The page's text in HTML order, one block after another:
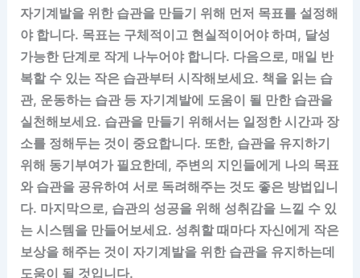
자기계발을 위한 습관을 만들기 위해 먼저 목표를 설정해
야 합니다. 목표는 구체적이고 현실적이어야 하며, 달성
가능한 단계로 작게 나누어야 합니다. 다음으로, 매일 반
복할 수 있는 작은 습관부터 시작해보세요. 책을 읽는 습
관, 운동하는 습관 등 자기계발에 도움이 될 만한 습관을
실천해보세요. 습관을 만들기 위해서는 일정한 시간과 장
소를 정해두는 것이 중요합니다. 또한, 습관을 유지하기
위해 동기부여가 필요한데, 주변의 지인들에게 나의 목표
와 습관을 공유하여 서로 독려해주는 것도 좋은 방법입니
다. 마지막으로, 습관의 성공을 위해 성취감을 느낄 수 있
는 시스템을 만들어보세요. 성취할 때마다 자신에게 작은
보상을 해주는 것이 자기계발을 위한 습관을 유지하는데
도움이 될 것입니다.